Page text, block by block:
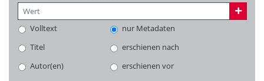
Volltext
nur Metadaten
Titel
erschienen nach
Autor(en)
erschienen vor